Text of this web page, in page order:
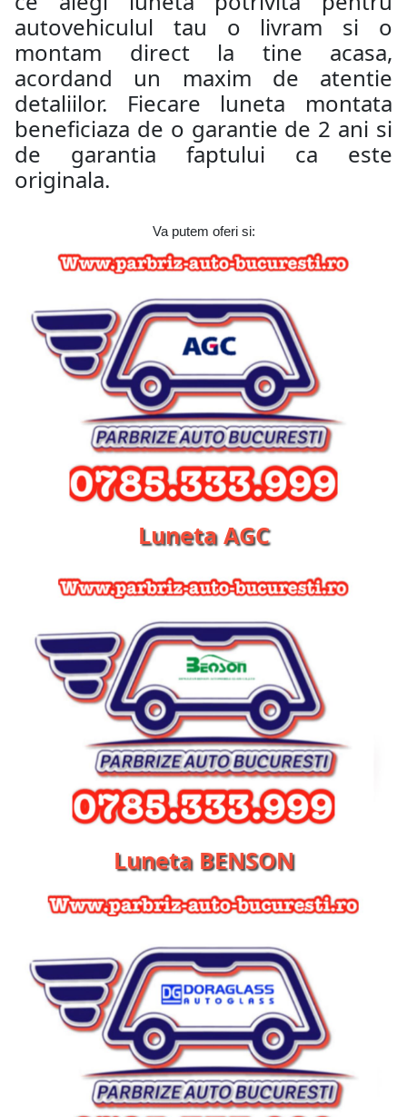
autovehiculul tau o livram si o
montam direct la tine acasa,
acordand un maxim de atentie
detaliilor. Fiecare luneta montata
beneficiaza de o garantie de 2 ani si
de garantia faptului ca este
originala.
Va putem oferi si:
Luneta AGC
Luneta BENSON